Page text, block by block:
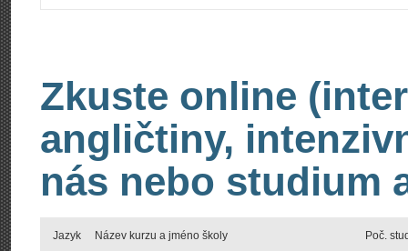
Zkuste online
angličtiny,
nás nebo studium
Jazyk Název kurzu a jméno školy Poč.